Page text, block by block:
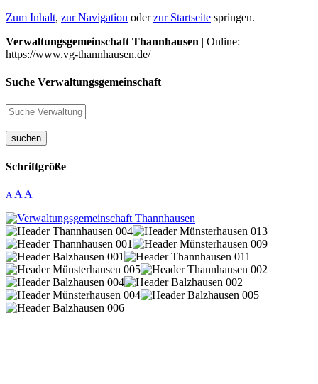
Zum Inhalt, zur Navigation oderzur Startseite springen.
Verwaltungsgemeinschaft Thannhausen | Online:
https://www.vg-thannhausen.de/
Suche Verwaltungsgemeinschaft
suchen
Schriftgröße
A A A